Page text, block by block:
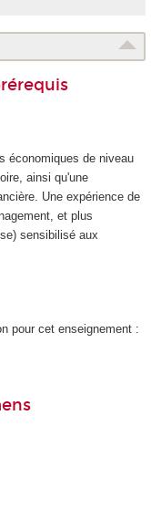
économiques de niveau
ainsi qu'une
Une expérience de
et plus
sensibilisé aux
pour cet enseignement :